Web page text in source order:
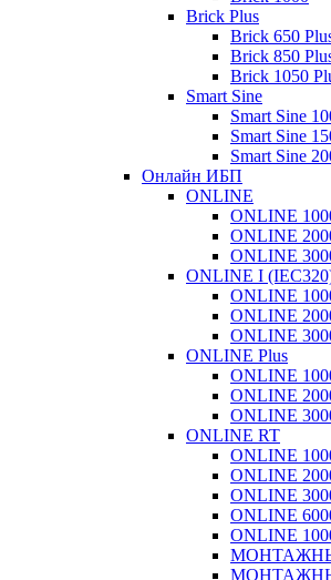
Brick Plus
Brick 650
Brick 850
Brick 1050
Smart Sine
Smart Sine
Smart Sine
Smart Sine
Онлайн ИБП
ONLINE
ONLINE
ONLINE
ONLINE
ONLINE I
ONLINE
ONLINE
ONLINE
ONLINE Plus
ONLINE
ONLINE
ONLINE
ONLINE RT
ONLINE
ONLINE
ONLINE
ONLINE
ONLINE